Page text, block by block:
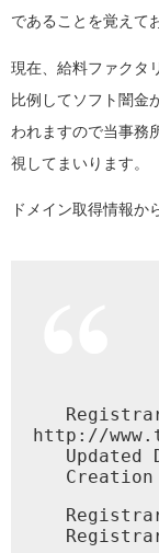
であることを覚えて
現在、給料ファクタ
比例してソフト闇金
われますので当事務
視してまいります。
ドメイン取得情報か
http://